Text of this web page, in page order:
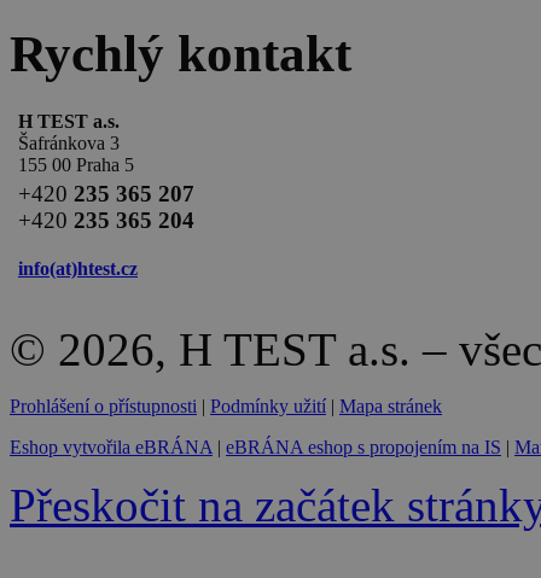
Rychlý kontakt
H TEST a.s.
Šafránkova 3
155 00 Praha 5
+420 235 365 207
+420 235 365 204
info(at)htest.cz
© 2026, H TEST a.s. –
Prohlášení o přístupnosti | Podmínky užití | Mapa stránek
Eshop vytvořila eBRÁNA | eBRÁNA eshop s propojením na IS |
Přeskočit na začátek